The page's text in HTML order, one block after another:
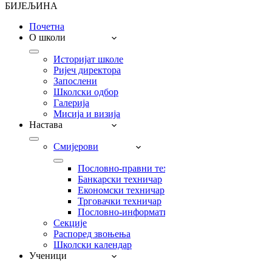
БИЈЕЉИНА
Почетна
О школи
Историјат школе
Ријеч директора
Запослени
Школски одбор
Галерија
Мисија и визија
Настава
Смијерови
Пословно-правни техничар
Банкарски техничар
Економски техничар
Трговачки техничар
Пословно-информатички техничар
Секције
Распоред звоњења
Школски календар
Ученици